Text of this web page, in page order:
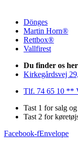
Dönges
Martin Horn®
Rettbox®
Vallfirest
Du finder os her
Kirkegårdsvej
Tlf. 74 65 10 **
Tast 1 for salg
Tast 2 for
Facebook-fEnvelope